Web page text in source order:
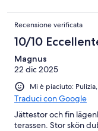
Recensione verificata
10/10
Magnus
22 dic 2025
Mi è piaciuto:
Traduci con Google
Jättestor och fin
terassen. Stor skön